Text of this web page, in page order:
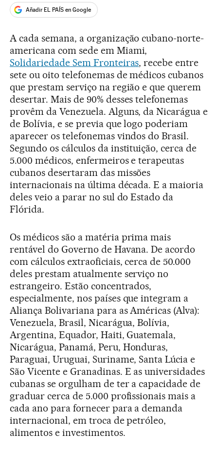
Añadir EL PAÍS en Google
A cada semana, a organização cubano-norte-
americana com sede em Miami,
Solidariedade Sem Fronteiras, recebe entre
sete ou oito telefonemas de médicos cubanos
que prestam serviço na região e que querem
desertar. Mais de 90% desses telefonemas
provêm da Venezuela. Alguns, da Nicarágua e
de Bolívia, e se previa que logo poderiam
aparecer os telefonemas vindos do Brasil.
Segundo os cálculos da instituição, cerca de
5.000 médicos, enfermeiros e terapeutas
cubanos desertaram das missões
internacionais na última década. E a maioria
deles veio a parar no sul do Estado da
Flórida.
Os médicos são a matéria prima mais
rentável do Governo de Havana. De acordo
com cálculos extraoficiais, cerca de 50.000
deles prestam atualmente serviço no
estrangeiro. Estão concentrados,
especialmente, nos países que integram a
Aliança Bolivariana para as Américas (Alva):
Venezuela, Brasil, Nicarágua, Bolívia,
Argentina, Equador, Haiti, Guatemala,
Nicarágua, Panamá, Peru, Honduras,
Paraguai, Uruguai, Suriname, Santa Lúcia e
São Vicente e Granadinas. E as universidades
cubanas se orgulham de ter a capacidade de
graduar cerca de 5.000 profissionais mais a
cada ano para fornecer para a demanda
internacional, em troca de petróleo,
alimentos e investimentos.